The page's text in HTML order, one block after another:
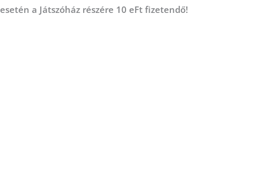
esetén a Játszóház részére 10 eFt fizetendő!